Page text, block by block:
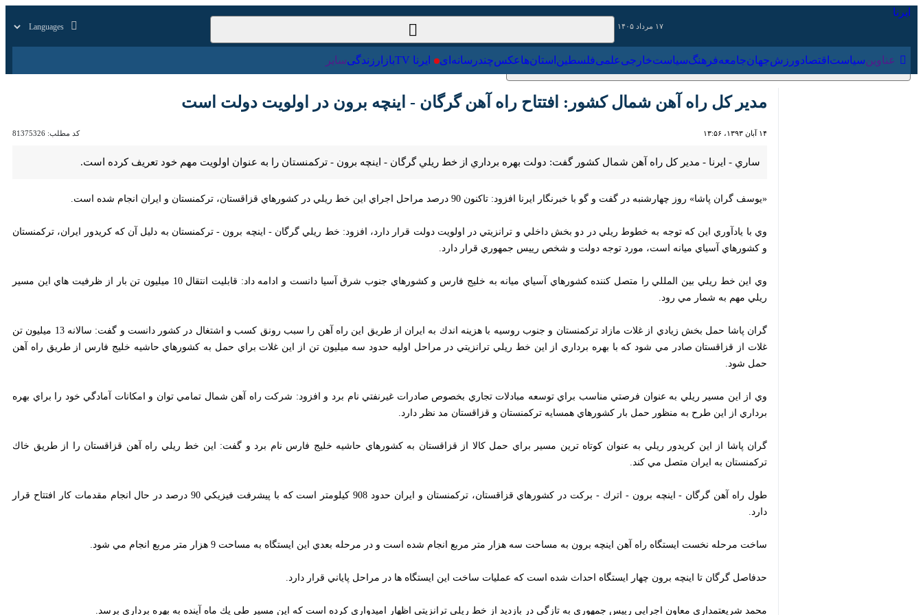
عناوین‌ سیاست اقتصاد ورزش جهان جامعه فرهنگ سیاست‌خارجی علمی فلسطین استان‌ها عکس چندرسانه‌ای
مدير كل راه آهن شمال كشور: افتتاح راه آهن گرگان - اينچه برون در اولويت دولت است
کد مطلب: 81375326
ساري - ايرنا - مدير كل راه آهن شمال كشور گفت: دولت بهره برداري از خط ريلي گرگان - اينچه برون - تركمنستان را به عنوان اولويت مهم خود تعريف كرده است.
«يوسف گران پاشا» روز چهارشنبه در گفت و گو با خبرنگار ايرنا افزود: تاكنون 90 درصد مراحل اجراي اين خط ريلي در كشورهاي قزاقستان، تركمنستان و ايران انجام شده است.
وي با يادآوري اين كه توجه به خطوط ريلي در دو بخش داخلي و ترانزيتي در اولويت دولت قرار دارد، افزود: خط ريلي گرگان - اينچه برون - تركمنستان به دليل آن كه كريدور ايران، تركمنستان و
كشورهاي آسياي ميانه است، مورد توجه دولت و شخص رييس جمهوري قرار دارد.
وي اين خط ريلي بين المللي را متصل كننده كشورهاي آسياي ميانه به خليج فارس و كشورهاي جنوب شرق آسيا دانست و ادامه داد: قابليت انتقال 10 ميليون تن بار از ظرفيت هاي اين مسير ريلي
مهم به شمار مي رود.
گران پاشا حمل بخش زيادي از غلات مازاد تركمنستان و جنوب روسيه با هزينه اندك به ايران از طريق اين راه آهن را سبب رونق كسب و اشتغال در كشور دانست و گفت: سالانه 13 ميليون تن غلات از
قزاقستان صادر مي شود كه با بهره برداري از اين خط ريلي ترانزيتي در مراحل اوليه حدود سه ميليون تن از اين غلات براي حمل به كشورهاي حاشيه خليج فارس از طريق راه آهن حمل شود.
وي از اين مسير ريلي به عنوان فرصتي مناسب براي توسعه مبادلات تجاري بخصوص صادرات غيرنفتي نام برد و افزود: شركت راه آهن شمال تمامي توان و امكانات آمادگي خود را براي بهره برداري از
اين طرح به منظور حمل بار كشورهاي همسايه تركمنستان و قزاقستان مد نظر دارد.
گران پاشا از اين كريدور ريلي به عنوان كوتاه ترين مسير براي حمل كالا از قزاقستان به كشورهاي حاشيه خليج فارس نام برد و گفت: اين خط ريلي راه آهن قزاقستان را از طريق خاك تركمنستان به
ايران متصل مي كند.
طول راه آهن گرگان - اينچه برون - اترك - بركت در كشورهاي قزاقستان، تركمنستان و ايران حدود 908 كيلومتر است كه با پيشرفت فيزيكي 90 درصد در حال انجام مقدمات كار افتتاح قرار دارد.
ساخت مرحله نخست ايستگاه راه آهن اينچه برون به مساحت سه هزار متر مربع انجام شده است و در مرحله بعدي اين ايستگاه به مساحت 9 هزار متر مربع انجام مي شود.
حدفاصل گرگان تا اينچه برون چهار ايستگاه احداث شده است كه عمليات ساخت اين ايستگاه ها در مراحل پاياني قرار دارد.
محمد شريعتمداري معاون اجرايي رييس جمهوري به تازگي در بازديد از خط ريلي ترانزيتي اظهار اميدواري كرده است كه اين مسير طي يك ماه آينده به بهره برداري برسد.
7329/1654/ 2025